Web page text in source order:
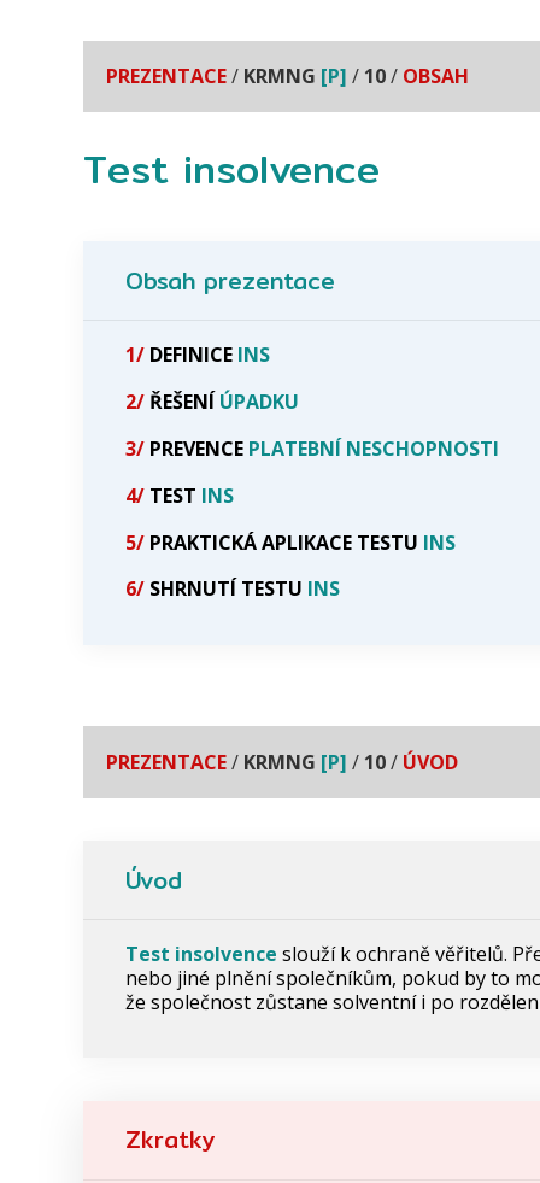
PREZENTACE/ KRMNG [P] / 10/ OBSAH
Test insolvence
Obsah prezentace
1/DEFINICE INS
2/ŘEŠENÍ ÚPADKU
3/PREVENCE PLATEBNÍ NESCHOPNOSTI
4/TEST INS
5/PRAKTICKÁ APLIKACE TESTU INS
6/SHRNUTÍ TESTU INS
PREZENTACE/ KRMNG [P] / 10/ ÚVOD
Úvod
Test insolvence slouží k ochraně věřitelů.
nebo jiné plnění společníkům, pokud by to
že společnost zůstane solventní i po
Zkratky